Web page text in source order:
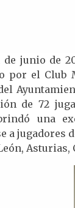
de junio de
por el Club
de 72
una
a jugadores